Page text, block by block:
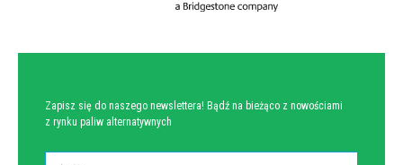
Zapisz się do naszego newslettera! Bądź na bieżąco z nowościami
z rynku paliw alternatywnych